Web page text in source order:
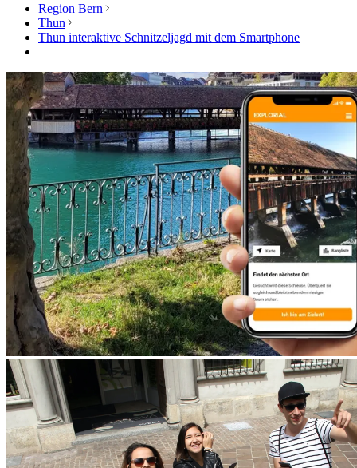
Region Bern
Thun
Thun interaktive Schnitzeljagd mit dem Smartphone